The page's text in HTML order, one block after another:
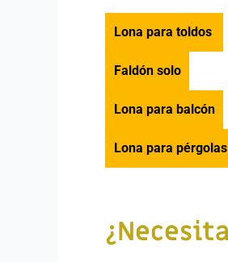
Lona para toldos
Faldón solo
Lona para balcón
Lona para pérgolas